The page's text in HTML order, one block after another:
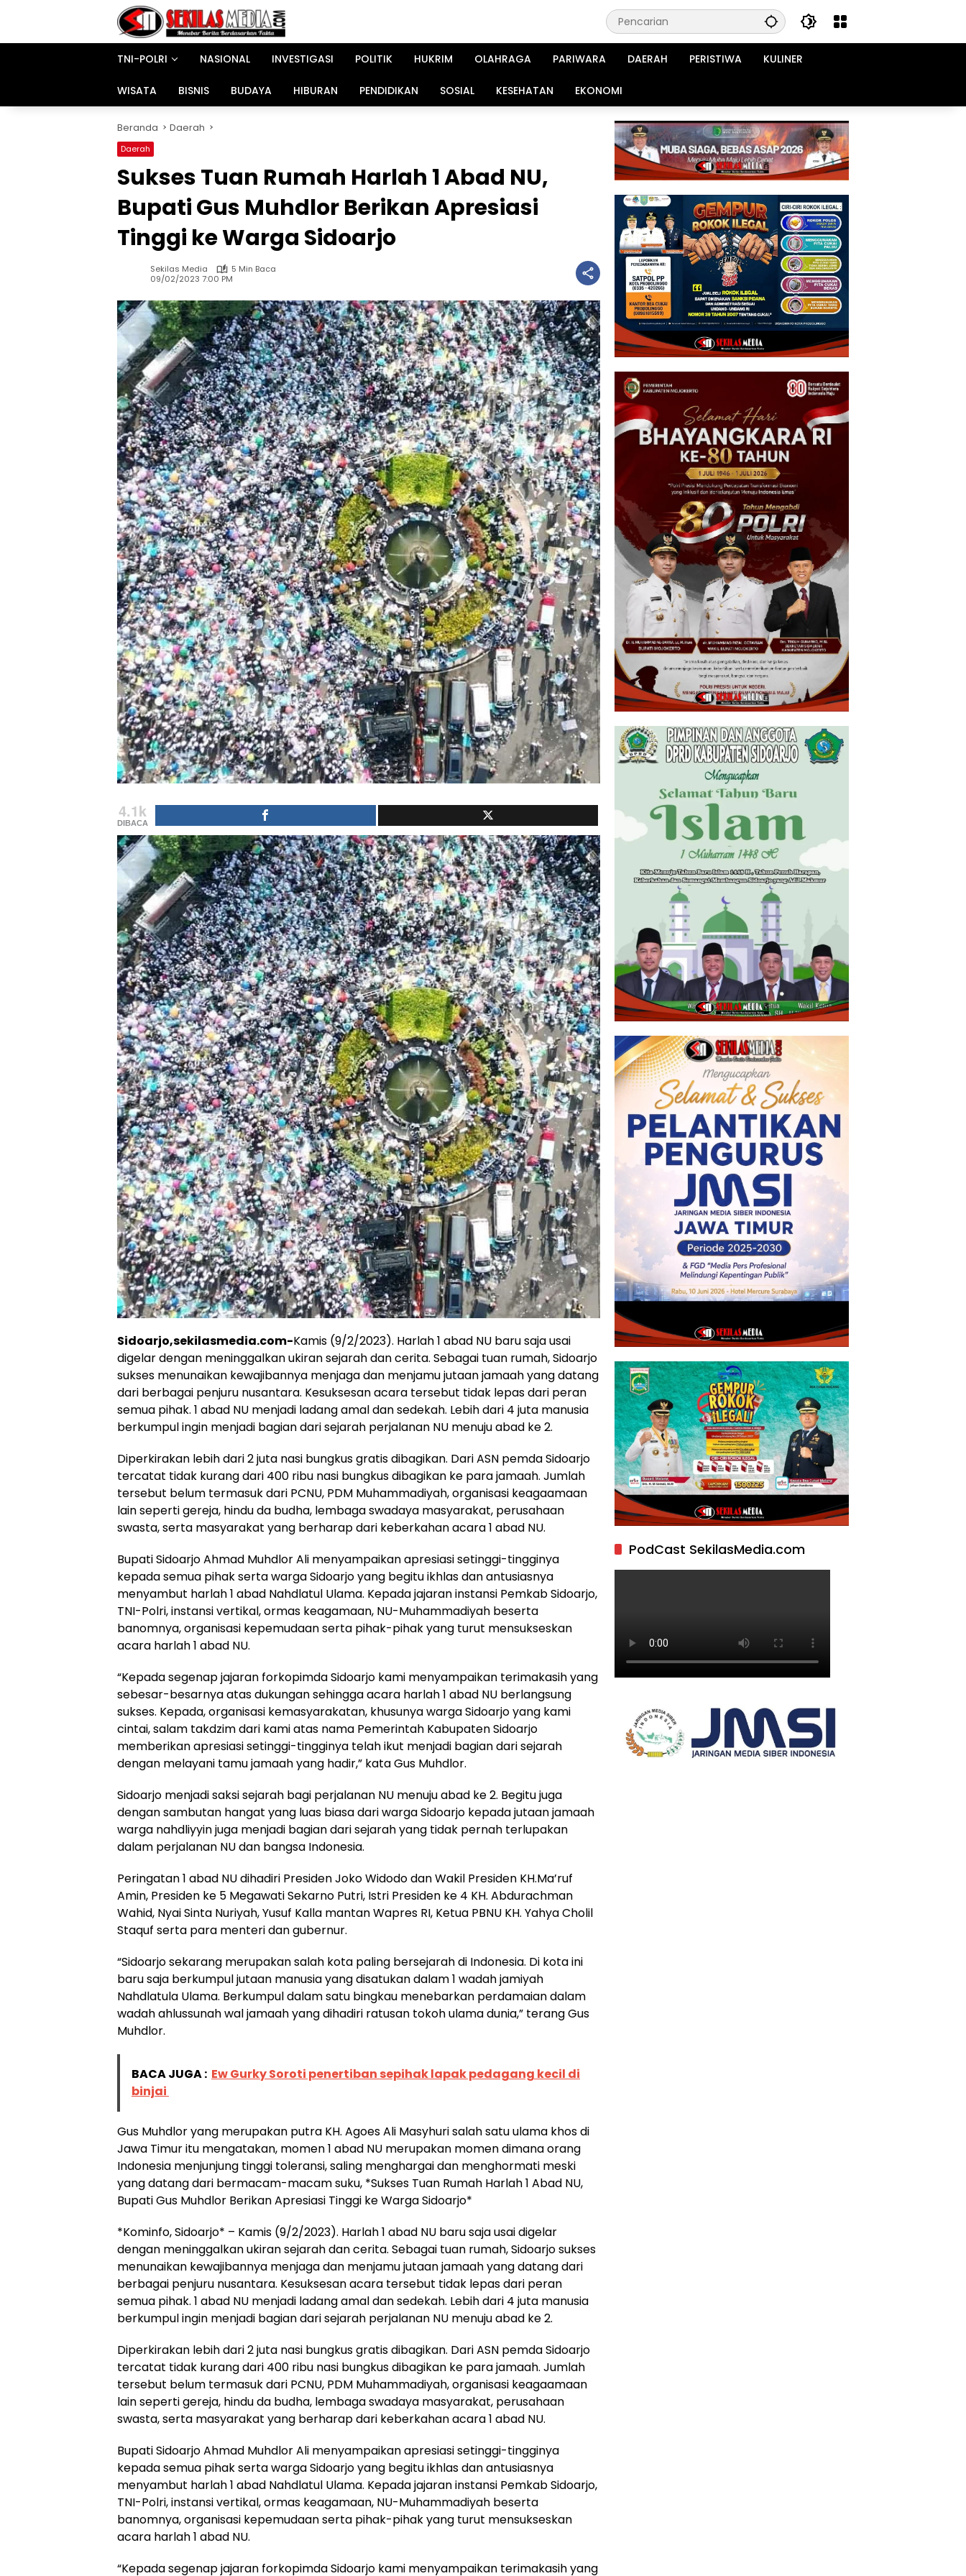
TNI-POLRI
NASIONAL INVESTIGASI POLITIK HUKRIM OLAHRAGA PARIWARA DAERAH PERISTIWA KULINER
WISATA BISNIS BUDAYA HIBURAN PENDIDIKAN SOSIAL KESEHATAN EKONOMI
Beranda Daerah
Daerah
Sukses Tuan Rumah Harlah 1 Abad NU,
Bupati Gus Muhdlor Berikan Apresiasi
Tinggi ke Warga Sidoarjo
Sekilas Media
5 Min Baca
09/02/2023 7:00 PM
4.1k
DIBACA
Sidoarjo,sekilasmedia.com-Kamis (9/2/2023). Harlah 1 abad NU baru saja usai
digelar dengan meninggalkan ukiran sejarah dan cerita. Sebagai tuan rumah, Sidoarjo
sukses menunaikan kewajibannya menjaga dan menjamu jutaan jamaah yang datang
dari berbagai penjuru nusantara. Kesuksesan acara tersebut tidak lepas dari peran
semua pihak. 1 abad NU menjadi ladang amal dan sedekah. Lebih dari 4 juta manusia
berkumpul ingin menjadi bagian dari sejarah perjalanan NU menuju abad ke 2.
Diperkirakan lebih dari 2 juta nasi bungkus gratis dibagikan. Dari ASN pemda Sidoarjo
tercatat tidak kurang dari 400 ribu nasi bungkus dibagikan ke para jamaah. Jumlah
tersebut belum termasuk dari PCNU, PDM Muhammadiyah, organisasi keagaamaan
lain seperti gereja, hindu da budha, lembaga swadaya masyarakat, perusahaan
swasta, serta masyarakat yang berharap dari keberkahan acara 1 abad NU.
Bupati Sidoarjo Ahmad Muhdlor Ali menyampaikan apresiasi setinggi-tingginya
kepada semua pihak serta warga Sidoarjo yang begitu ikhlas dan antusiasnya
menyambut harlah 1 abad Nahdlatul Ulama. Kepada jajaran instansi Pemkab Sidoarjo,
TNI-Polri, instansi vertikal, ormas keagamaan, NU-Muhammadiyah beserta
banomnya, organisasi kepemudaan serta pihak-pihak yang turut mensukseskan
acara harlah 1 abad NU.
“Kepada segenap jajaran forkopimda Sidoarjo kami menyampaikan terimakasih yang
sebesar-besarnya atas dukungan sehingga acara harlah 1 abad NU berlangsung
sukses. Kepada, organisasi kemasyarakatan, khusunya warga Sidoarjo yang kami
cintai, salam takdzim dari kami atas nama Pemerintah Kabupaten Sidoarjo
memberikan apresiasi setinggi-tingginya telah ikut menjadi bagian dari sejarah
dengan melayani tamu jamaah yang hadir,” kata Gus Muhdlor.
Sidoarjo menjadi saksi sejarah bagi perjalanan NU menuju abad ke 2. Begitu juga
dengan sambutan hangat yang luas biasa dari warga Sidoarjo kepada jutaan jamaah
warga nahdliyyin juga menjadi bagian dari sejarah yang tidak pernah terlupakan
dalam perjalanan NU dan bangsa Indonesia.
Peringatan 1 abad NU dihadiri Presiden Joko Widodo dan Wakil Presiden KH.Ma’ruf
Amin, Presiden ke 5 Megawati Sekarno Putri, Istri Presiden ke 4 KH. Abdurachman
Wahid, Nyai Sinta Nuriyah, Yusuf Kalla mantan Wapres RI, Ketua PBNU KH. Yahya Cholil
Staquf serta para menteri dan gubernur.
“Sidoarjo sekarang merupakan salah kota paling bersejarah di Indonesia. Di kota ini
baru saja berkumpul jutaan manusia yang disatukan dalam 1 wadah jamiyah
Nahdlatula Ulama. Berkumpul dalam satu bingkau menebarkan perdamaian dalam
wadah ahlussunah wal jamaah yang dihadiri ratusan tokoh ulama dunia,” terang Gus
Muhdlor.
BACA JUGA : Ew Gurky Soroti penertiban sepihak lapak pedagang kecil di
binjai
Gus Muhdlor yang merupakan putra KH. Agoes Ali Masyhuri salah satu ulama khos di
Jawa Timur itu mengatakan, momen 1 abad NU merupakan momen dimana orang
Indonesia menjunjung tinggi toleransi, saling menghargai dan menghormati meski
yang datang dari bermacam-macam suku, *Sukses Tuan Rumah Harlah 1 Abad NU,
Bupati Gus Muhdlor Berikan Apresiasi Tinggi ke Warga Sidoarjo*
*Kominfo, Sidoarjo* – Kamis (9/2/2023). Harlah 1 abad NU baru saja usai digelar
dengan meninggalkan ukiran sejarah dan cerita. Sebagai tuan rumah, Sidoarjo sukses
menunaikan kewajibannya menjaga dan menjamu jutaan jamaah yang datang dari
berbagai penjuru nusantara. Kesuksesan acara tersebut tidak lepas dari peran
semua pihak. 1 abad NU menjadi ladang amal dan sedekah. Lebih dari 4 juta manusia
berkumpul ingin menjadi bagian dari sejarah perjalanan NU menuju abad ke 2.
Diperkirakan lebih dari 2 juta nasi bungkus gratis dibagikan. Dari ASN pemda Sidoarjo
tercatat tidak kurang dari 400 ribu nasi bungkus dibagikan ke para jamaah. Jumlah
tersebut belum termasuk dari PCNU, PDM Muhammadiyah, organisasi keagaamaan
lain seperti gereja, hindu da budha, lembaga swadaya masyarakat, perusahaan
swasta, serta masyarakat yang berharap dari keberkahan acara 1 abad NU.
Bupati Sidoarjo Ahmad Muhdlor Ali menyampaikan apresiasi setinggi-tingginya
kepada semua pihak serta warga Sidoarjo yang begitu ikhlas dan antusiasnya
menyambut harlah 1 abad Nahdlatul Ulama. Kepada jajaran instansi Pemkab Sidoarjo,
TNI-Polri, instansi vertikal, ormas keagamaan, NU-Muhammadiyah beserta
banomnya, organisasi kepemudaan serta pihak-pihak yang turut mensukseskan
acara harlah 1 abad NU.
“Kepada segenap jajaran forkopimda Sidoarjo kami menyampaikan terimakasih yang
PodCast SekilasMedia.com